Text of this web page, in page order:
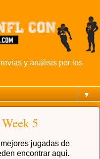
y análisis por los
▼
5
jugadas de
encontrar aquí.